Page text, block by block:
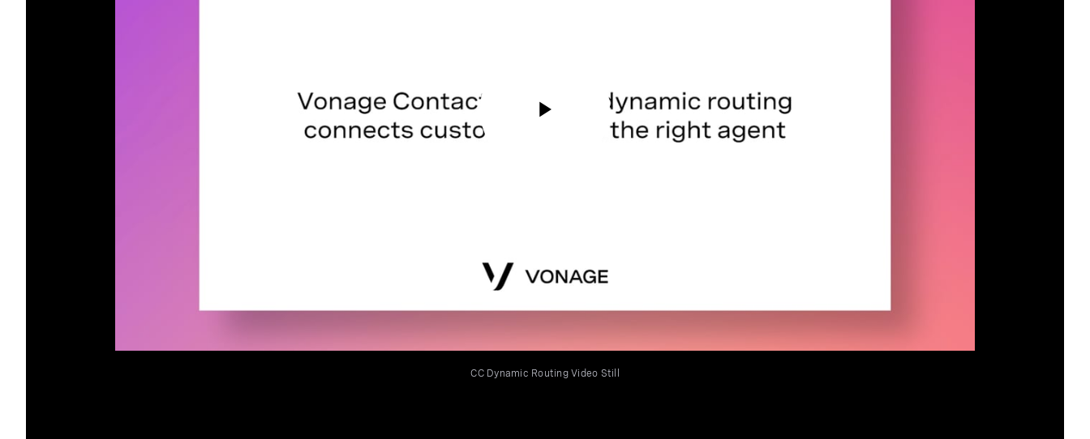
CC Dynamic Routing Video Still